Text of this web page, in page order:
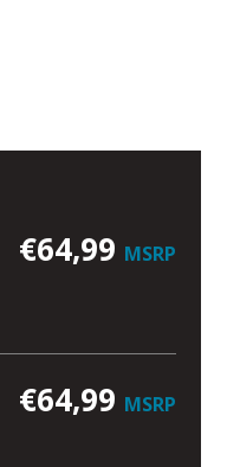
€64,99 MSRP
€64,99 MSRP